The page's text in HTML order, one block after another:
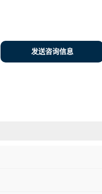
发送咨询信息